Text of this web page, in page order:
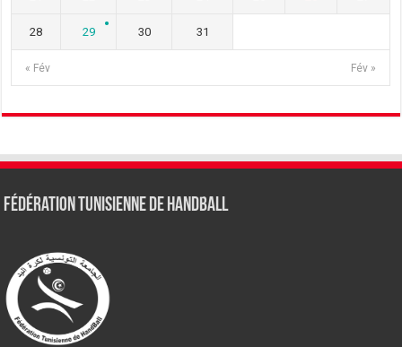
« Fév Fév »
28 29 30 31
Fédération tunisienne de Handball